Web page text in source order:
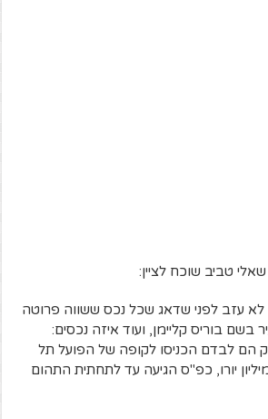
טביב שוכח לציין:
עזב לפני שדאג שכל נכס ששווה פרוטה
בשם בוריס קליימן, ועוד איזה נכסים:
הם לבדם הכניסו לקופה של הפועל תל
יורו, כפ"ס הגיעה עד לתחתית התהום